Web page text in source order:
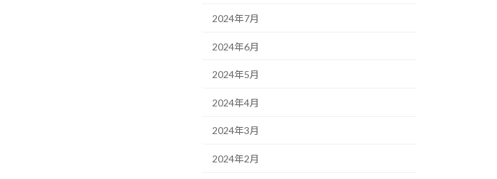
2024年7月
2024年6月
2024年5月
2024年4月
2024年3月
2024年2月